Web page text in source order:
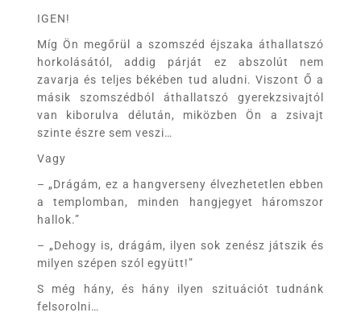
IGEN!
Míg Ön megőrül a szomszéd éjszaka áthallatszó
horkolásától, addig párját ez abszolút nem
zavarja és teljes békében tud aludni. Viszont Ő a
másik szomszédból áthallatszó gyerekzsivajtól
van kiborulva délután, miközben Ön a zsivajt
szinte észre sem veszi…
Vagy
– „Drágám, ez a hangverseny élvezhetetlen ebben
a templomban, minden hangjegyet háromszor
hallok.”
– „Dehogy is, drágám, ilyen sok zenész játszik és
milyen szépen szól együtt!”
S még hány, és hány ilyen szituációt tudnánk
felsorolni…